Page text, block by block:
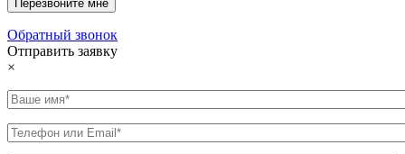
Обратный звонок
Отправить заявку
×